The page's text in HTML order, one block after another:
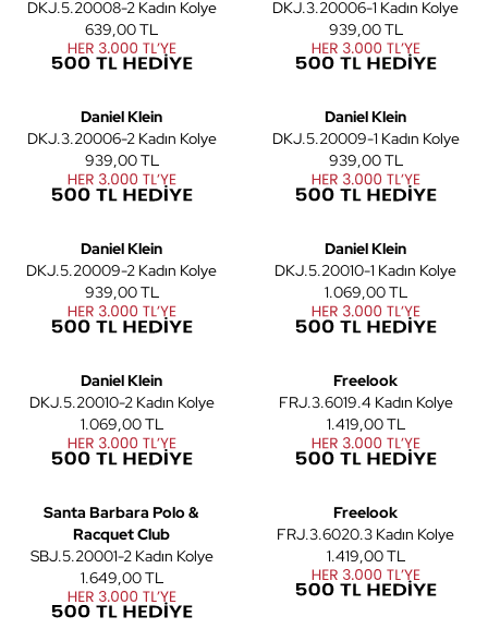
DKJ.5.20008-2 Kadın Kolye
639,00 TL
DKJ.3.20006-1 Kadın Kolye
939,00 TL
Daniel Klein
DKJ.3.20006-2 Kadın Kolye
939,00 TL
Daniel Klein
DKJ.5.20009-1 Kadın Kolye
939,00 TL
Daniel Klein
DKJ.5.20009-2 Kadın Kolye
939,00 TL
Daniel Klein
DKJ.5.20010-1 Kadın Kolye
1.069,00 TL
Daniel Klein
DKJ.5.20010-2 Kadın Kolye
1.069,00 TL
Freelook
FRJ.3.6019.4 Kadın Kolye
1.419,00 TL
Santa Barbara Polo &
Racquet Club
SBJ.5.20001-2 Kadın Kolye
1.649,00 TL
Freelook
FRJ.3.6020.3 Kadın Kolye
1.419,00 TL